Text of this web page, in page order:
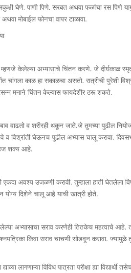
घेणे, पाणी पिणे, सरबत अथवा फळांचा रस पिणे
मोबाईल फोनचा वापर टाळावा.
म्हणजे केलेल्या अभ्यासाचे चिंतन करणे. जे दीर्घकाळ
चांगला काळ हा सकाळचा असतो. रात्रीची पुरेशी
मनाने चिंतन केल्यास फायदेशीर ठरू शकते.
वाढतो व शरीरही थकून जाते.जे तुमच्या पुढील
व विश्रांती घेऊनच पुढील अभ्यास चालू करावा.
शक्य आहे.
एकदा अवश्य उजळणी करावी. तुम्हाला हाती घेतलेला
दिशेने चालू आहे याची खात्री होते.
अभ्यासाचा सराव करणेही तितकेच महत्वाचे आहे.
किंवा सराव चाचणी सोडवून करावा. ज्यामुळे
लागणाऱ्या विविध पात्रता परीक्षा ह्या विद्यार्थी